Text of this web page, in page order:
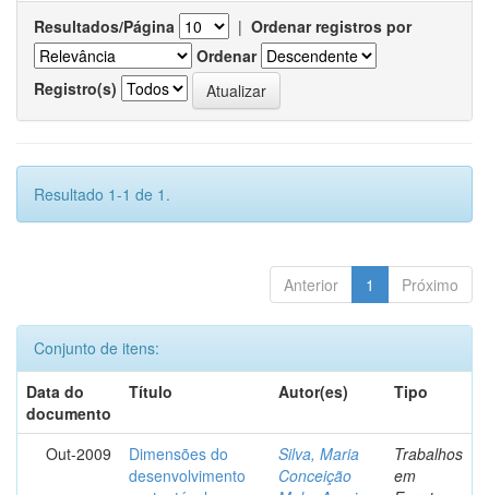
Resultados/Página | Ordenar registros por
Ordenar
Registro(s)
Resultado 1-1 de 1.
Anterior 1 Próximo
Conjunto de itens:
Data do
documento
Título Autor(es) Tipo
Out-2009
Dimensões do
desenvolvimento
Silva, Maria
Conceição
Trabalhos
em